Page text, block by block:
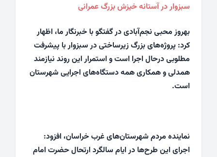
سبزوار در آستانه خیزش بزرگ عمرانی
بهروز محبی نجم‌آبادی در گفتگو با خبرنگار ما، اظهار
کرد: پروژه‌های بزرگ زیرساختی در سبزوار با پیشرفت
مطلوبی درحال اجرا است و استمرار این روند نیازمند
همدلی و همکاری همه دستگاه‌های اجرایی شهرستان
است.
نماینده مردم شهرستان‌های غرب خراسان، افزود:
اجرای این طرح‌ها در ایام سالگرد ارتحال حضرت امام